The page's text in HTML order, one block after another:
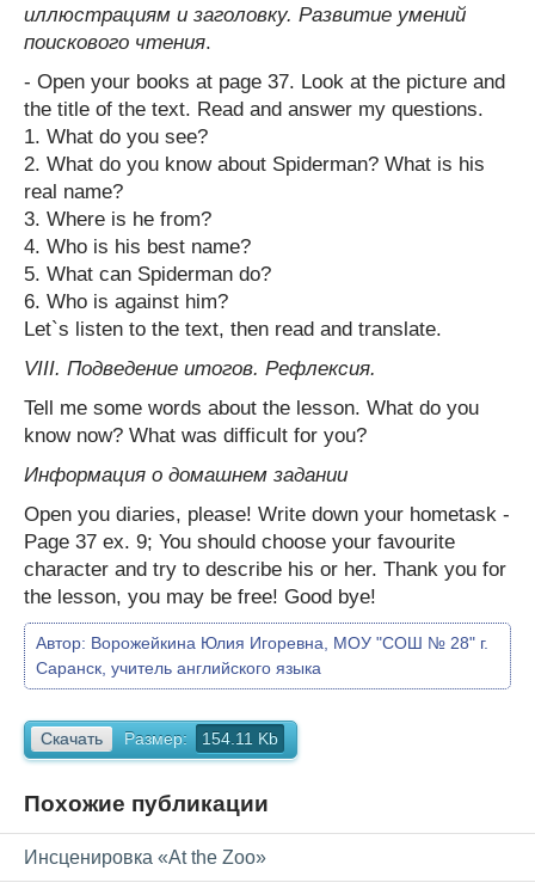
иллюстрациям и заголовку. Развитие умений
поискового чтения.
- Open your books at page 37. Look at the picture and
the title of the text. Read and answer my questions.
1. What do you see?
2. What do you know about Spiderman? What is his
real name?
3. Where is he from?
4. Who is his best name?
5. What can Spiderman do?
6. Who is against him?
Let`s listen to the text, then read and translate.
VIII. Подведение итогов. Рефлексия.
Tell me some words about the lesson. What do you
know now? What was difficult for you?
Информация о домашнем задании
Open you diaries, please! Write down your hometask -
Page 37 ex. 9; You should choose your favourite
character and try to describe his or her. Thank you for
the lesson, you may be free! Good bye!
Автор: Ворожейкина Юлия Игоревна, МОУ "СОШ № 28" г.
Саранск, учитель английского языка
Скачать Размер: 154.11 Kb
Похожие публикации
Инсценировка «At the Zoo»